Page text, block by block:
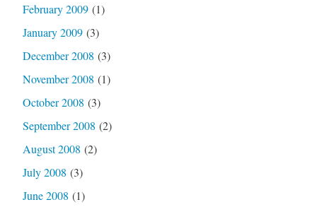
February 2009(1)
January 2009(3)
December 2008 (3)
November 2008 (1)
October 2008 (3)
September 2008 (2)
August 2008 (2)
July 2008 (3)
June 2008 (1)